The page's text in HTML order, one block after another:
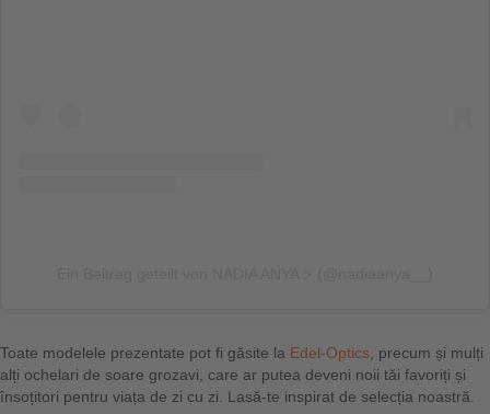
Toate modelele prezentate pot fi găsite la Edel-Optics , precum și mulți
alți ochelari de soare grozavi, care ar putea deveni noii tăi favoriți și
însoțitori pentru viața de zi cu zi. Lasă-te inspirat de selecția noastră.